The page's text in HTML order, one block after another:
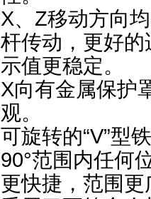
X、Z移动方向
杆传动，更好
示值更稳定。
X向有金属保护
观。
可旋转的“V”型
90°范围内任何
更快捷，范围更